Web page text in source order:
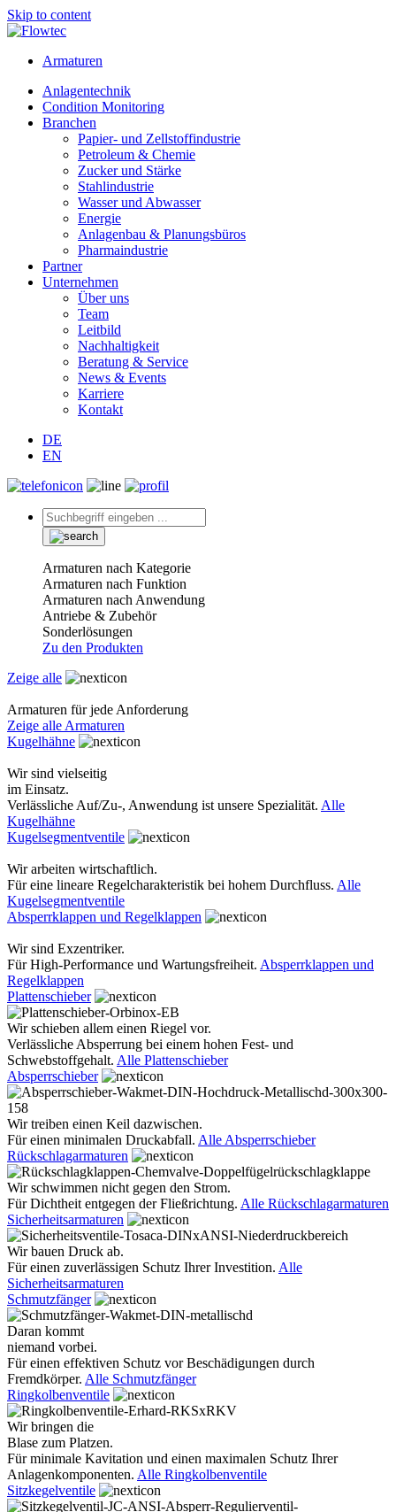
Skip to content
Armaturen
Anlagentechnik
Condition Monitoring
Branchen
Papier- und Zellstoffindustrie
Petroleum & Chemie
Zucker und Stärke
Stahlindustrie
Wasser und Abwasser
Energie
Anlagenbau & Planungsbüros
Pharmaindustrie
Partner
Unternehmen
Über uns
Team
Leitbild
Nachhaltigkeit
Beratung & Service
News & Events
Karriere
Kontakt
DE
EN
Armaturen nach Kategorie
Armaturen nach Funktion
Armaturen nach Anwendung
Antriebe & Zubehör
Sonderlösungen
Zu den Produkten
Zeige alle
Armaturen für jede Anforderung
Zeige alle Armaturen
Kugelhähne
Wir sind vielseitig
im Einsatz.
Verlässliche Auf/Zu-, Anwendung ist unsere Spezialität. Alle
Kugelhähne
Kugelsegmentventile
Wir arbeiten wirtschaftlich.
Für eine lineare Regelcharakteristik bei hohem Durchfluss. Alle
Kugelsegmentventile
Absperrklappen und Regelklappen
Wir sind Exzentriker.
Für High-Performance und Wartungsfreiheit. Absperrklappen und
Regelklappen
Plattenschieber
Wir schieben allem einen Riegel vor.
Verlässliche Absperrung bei einem hohen Fest- und
Schwebstoffgehalt. Alle Plattenschieber
Absperrschieber
Wir treiben einen Keil dazwischen.
Für einen minimalen Druckabfall. Alle Absperrschieber
Rückschlagarmaturen
Wir schwimmen nicht gegen den Strom.
Für Dichtheit entgegen der Fließrichtung. Alle Rückschlagarmaturen
Sicherheitsarmaturen
Wir bauen Druck ab.
Für einen zuverlässigen Schutz Ihrer Investition. Alle
Sicherheitsarmaturen
Schmutzfänger
Daran kommt
niemand vorbei.
Für einen effektiven Schutz vor Beschädigungen durch
Fremdkörper. Alle Schmutzfänger
Ringkolbenventile
Wir bringen die
Blase zum Platzen.
Für minimale Kavitation und einen maximalen Schutz Ihrer
Anlagenkomponenten. Alle Ringkolbenventile
Sitzkegelventile